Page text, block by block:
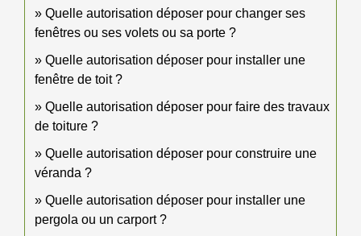
Quelle autorisation déposer pour changer ses
fenêtres ou ses volets ou sa porte ?
Quelle autorisation déposer pour installer une
fenêtre de toit ?
Quelle autorisation déposer pour faire des travaux
de toiture ?
Quelle autorisation déposer pour construire une
véranda ?
Quelle autorisation déposer pour installer une
pergola ou un carport ?